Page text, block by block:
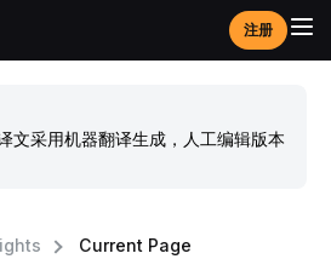
注册
文采用机器翻译生成，人工编辑版本
Current Page